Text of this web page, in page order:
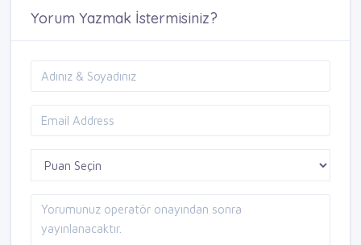
Yorum Yazmak İstermisiniz?